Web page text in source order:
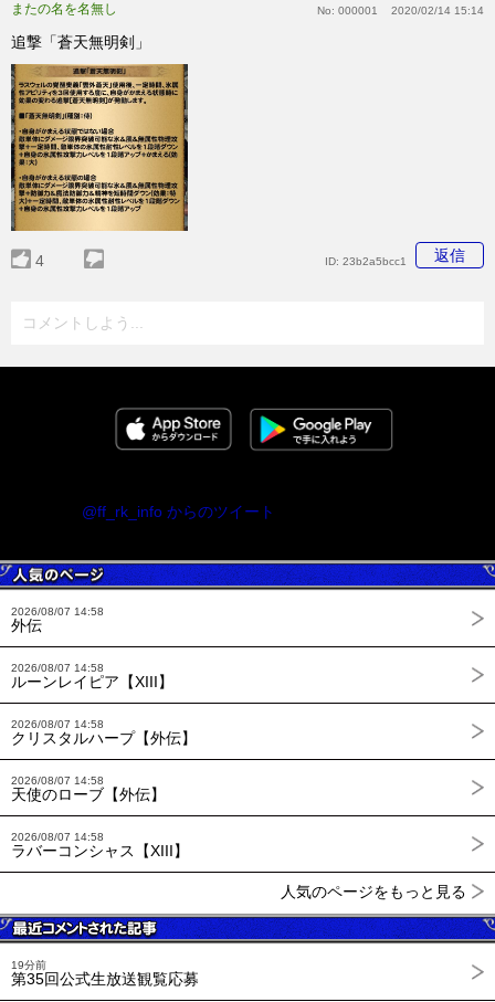
またの名を名無し No: 000001 2020/02/14 15:14
追撃「蒼天無明剣」
4 返信
ID: 23b2a5bcc1
コメントしよう...
@ff_rk_info からのツイート
2026/08/07 14:58
外伝
2026/08/07 14:58
ルーンレイピア【XIII】
2026/08/07 14:58
クリスタルハープ【外伝】
2026/08/07 14:58
天使のローブ【外伝】
2026/08/07 14:58
ラバーコンシャス【XIII】
人気のページをもっと見る
19分前
第35回公式生放送観覧応募